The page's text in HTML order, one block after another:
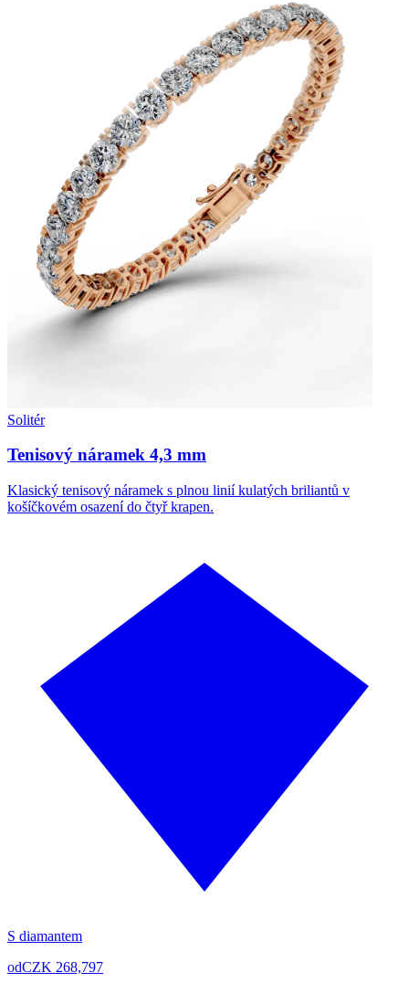
Solitér
Tenisový náramek 4,3 mm
Klasický tenisový náramek s plnou linií kulatých briliantů v
košíčkovém osazení do čtyř krapen.
S diamantem
odCZK 268,797